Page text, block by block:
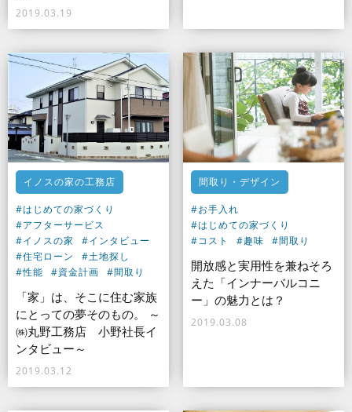
2019.03.19
イノスの家の工務店
#はじめての家づくり
#アフターサービス
#イノスの家
#インタビュー
#住宅ローン
#土地探し
#性能
#資金計画 #間取り
「家」は、そこに住む家族
にとっての夢そのもの。 ～
㈱丸野工務店 小野社長イ
ンタビュー～
2019.03.12
間取り・デザイン
#お手入れ
#はじめての家づくり
#コスト
#趣味 #間取り
開放感と実用性を兼ねそろ
えた「インナーバルコニ
ー」の魅力とは？
2019.03.08